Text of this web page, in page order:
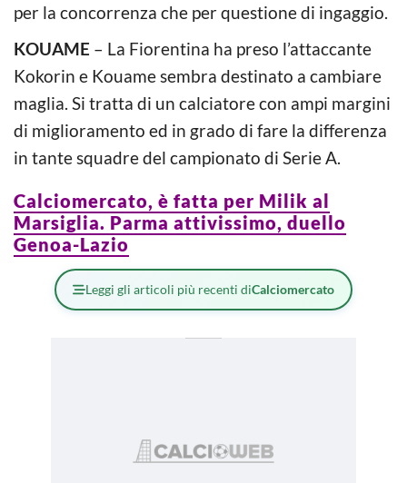
per la concorrenza che per questione di ingaggio.
KOUAME – La Fiorentina ha preso l’attaccante
Kokorin e Kouame sembra destinato a cambiare
maglia. Si tratta di un calciatore con ampi margini
di miglioramento ed in grado di fare la differenza
in tante squadre del campionato di Serie A.
Calciomercato, è fatta per Milik al
Marsiglia. Parma attivissimo, duello
Genoa-Lazio
Leggi gli articoli più recenti diCalciomercato